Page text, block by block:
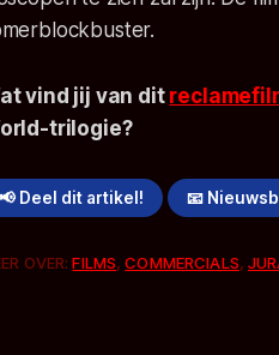
vind jij van dit
-trilogie?
📢 Deel dit artikel! 📧
OVER:FILMS,COMMERCIALS,